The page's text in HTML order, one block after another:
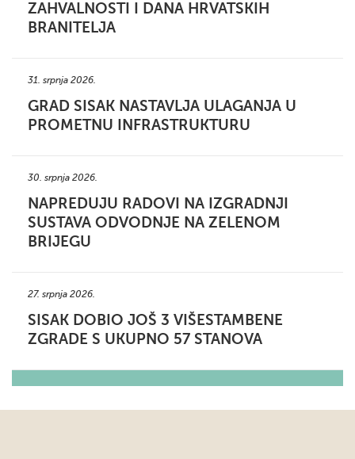
ZAHVALNOSTI I DANA HRVATSKIH
BRANITELJA
31. srpnja 2026.
GRAD SISAK NASTAVLJA ULAGANJA U
PROMETNU INFRASTRUKTURU
30. srpnja 2026.
NAPREDUJU RADOVI NA IZGRADNJI
SUSTAVA ODVODNJE NA ZELENOM
BRIJEGU
27. srpnja 2026.
SISAK DOBIO JOŠ 3 VIŠESTAMBENE
ZGRADE S UKUPNO 57 STANOVA